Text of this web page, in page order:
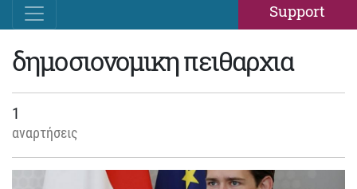
Support
δημοσιονομικη πειθαρχια
1
αναρτήσεις